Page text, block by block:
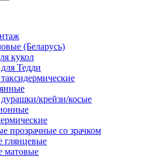
(Беларусь)
кукол
Тедди
дурашки/крейзи/косые
прозрачные со зрачком
глянцевые
матовые